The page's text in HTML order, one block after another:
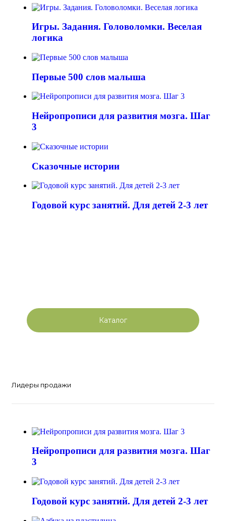
Игры. Задания. Головоломки. Веселая
логика
Первые 500 слов малыша
Нейропрописи для развития мозга. Шаг
3
Сказочные истории
Годовой курс занятий. Для детей 2-3 лет
Каталог
Лидеры продажи
Нейропрописи для развития мозга. Шаг
3
Годовой курс занятий. Для детей 2-3 лет